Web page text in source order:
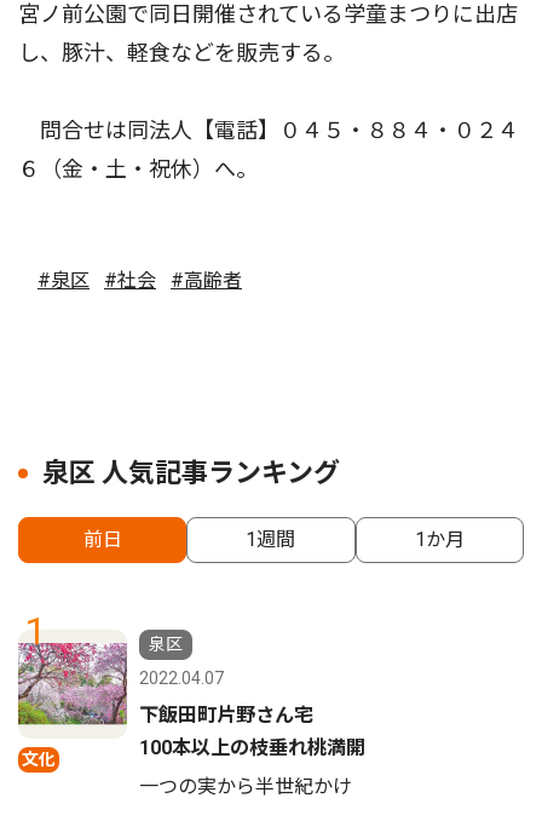
宮ノ前公園で同日開催されている学童まつりに出店
し、豚汁、軽食などを販売する。
問合せは同法人【電話】０４５・８８４・０２４
６（金・土・祝休）へ。
#泉区 #社会 #高齢者
泉区 人気記事ランキング
前日 1週間 1か月
1
文化
泉区
2022.04.07
下飯田町片野さん宅
100本以上の枝垂れ桃満開
一つの実から半世紀かけ